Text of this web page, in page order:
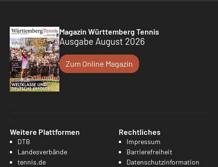
Magazin Württemberg Tennis
Ausgabe August 2026
Zum Online Magazin
Weitere Plattformen
DTB
Landesverbände
tennis.de
Rechtliches
Impressum
Barrierefreiheit
Datenschutzinformation